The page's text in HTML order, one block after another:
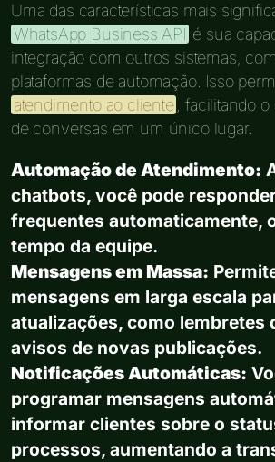
Uma das características mais
WhatsApp Business API é sua
integração com outros sistemas,
plataformas de automação. Isso
atendimento ao cliente , facilitando
de conversas em um único lugar.
Automação de Atendimento:
chatbots, você pode
frequentes automaticamente,
tempo da equipe.
Mensagens em Massa:
mensagens em larga escala
atualizações, como lembretes
avisos de novas publicações.
Notificações Automáticas:
programar mensagens
informar clientes sobre o
processos, aumentando a